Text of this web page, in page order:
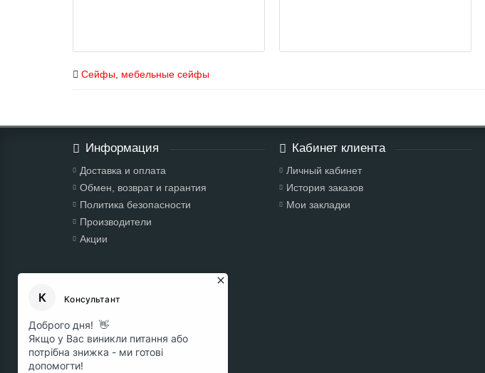
Сейфы мебельные сейфы
Информация
Доставка и оплата
Обмен, возврат и гарантия
Политика безопасности
Производители
Акции
Кабинет клиента
Личный кабинет
История заказов
Мои закладки